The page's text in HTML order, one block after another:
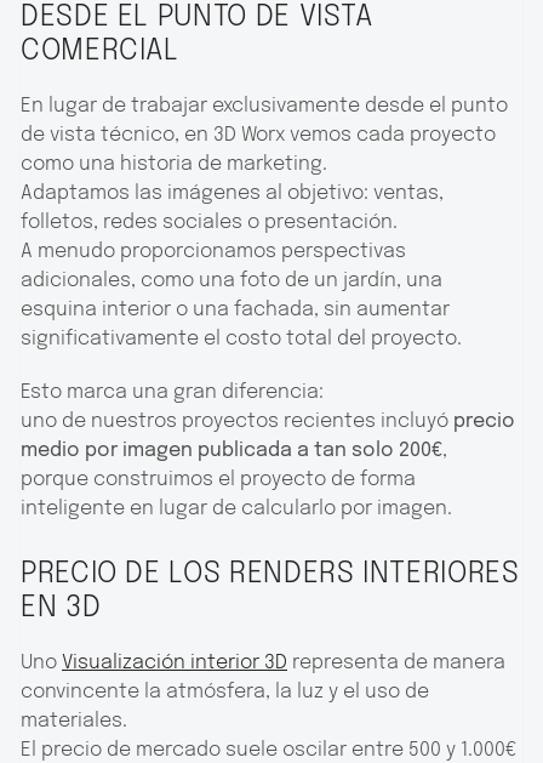
DESDE EL PUNTO DE VISTA
COMERCIAL
En lugar de trabajar exclusivamente desde el punto
de vista técnico, en 3D Worx vemos cada proyecto
como una historia de marketing.
Adaptamos las imágenes al objetivo: ventas,
folletos, redes sociales o presentación.
A menudo proporcionamos perspectivas
adicionales, como una foto de un jardín, una
esquina interior o una fachada, sin aumentar
significativamente el costo total del proyecto.
Esto marca una gran diferencia:
uno de nuestros proyectos recientes incluyó precio
medio por imagen publicada a tan solo 200€,
porque construimos el proyecto de forma
inteligente en lugar de calcularlo por imagen.
PRECIO DE LOS RENDERS INTERIORES
EN 3D
Uno Visualización interior 3D representa de manera
convincente la atmósfera, la luz y el uso de
materiales.
El precio de mercado suele oscilar entre 500 y 1.000€